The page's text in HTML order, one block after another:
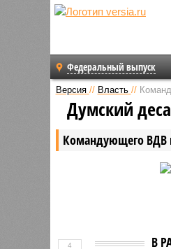
Федеральный выпуск
Версия // Власть //
Командующего ВДВ
Думский
В
4